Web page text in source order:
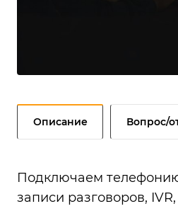
Описание Вопрос/
Подключаем
записи разговоров,